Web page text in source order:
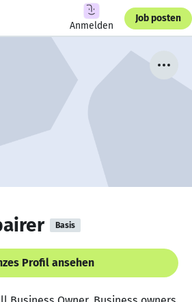
Anmelden
Job posten
Basis
Profil ansehen